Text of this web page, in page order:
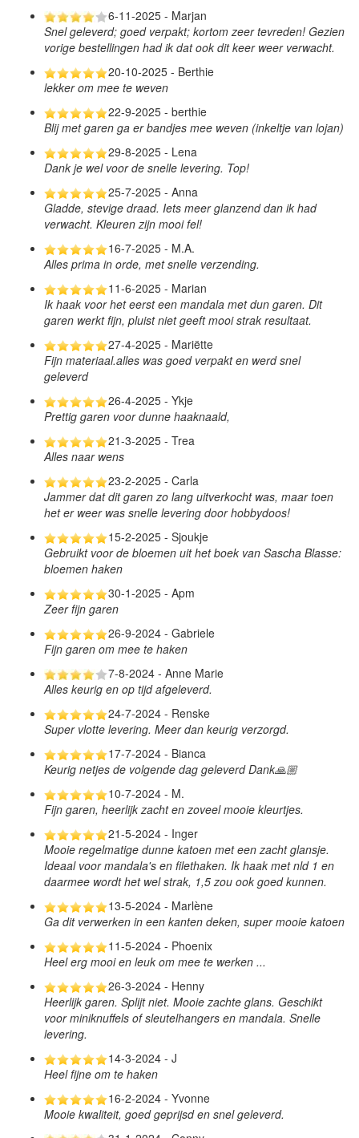
6-11-2025 - Marjan
Snel geleverd; goed verpakt; kortom zeer tevreden! Gezien
vorige bestellingen had ik dat ook dit keer weer verwacht.
20-10-2025 - Berthie
lekker om mee te weven
22-9-2025 - berthie
Blij met garen ga er bandjes mee weven (inkeltje van lojan)
29-8-2025 - Lena
Dank je wel voor de snelle levering. Top!
25-7-2025 - Anna
Gladde, stevige draad. Iets meer glanzend dan ik had
verwacht. Kleuren zijn mooi fel!
16-7-2025 - M.A.
Alles prima in orde, met snelle verzending.
11-6-2025 - Marian
Ik haak voor het eerst een mandala met dun garen. Dit
garen werkt fijn, pluist niet geeft mooi strak resultaat.
27-4-2025 - Mariëtte
Fijn materiaal.alles was goed verpakt en werd snel
geleverd
26-4-2025 - Ykje
Prettig garen voor dunne haaknaald,
21-3-2025 - Trea
Alles naar wens
23-2-2025 - Carla
Jammer dat dit garen zo lang uitverkocht was, maar toen
het er weer was snelle levering door hobbydoos!
15-2-2025 - Sjoukje
Gebruikt voor de bloemen uit het boek van Sascha Blasse:
bloemen haken
30-1-2025 - Apm
Zeer fijn garen
26-9-2024 - Gabriele
Fijn garen om mee te haken
7-8-2024 - Anne Marie
Alles keurig en op tijd afgeleverd.
24-7-2024 - Renske
Super vlotte levering. Meer dan keurig verzorgd.
17-7-2024 - Bianca
Keurig netjes de volgende dag geleverd Dank🙏🏼
10-7-2024 - M.
Fijn garen, heerlijk zacht en zoveel mooie kleurtjes.
21-5-2024 - Inger
Mooie regelmatige dunne katoen met een zacht glansje.
Ideaal voor mandala's en filethaken. Ik haak met nld 1 en
daarmee wordt het wel strak, 1,5 zou ook goed kunnen.
13-5-2024 - Marlène
Ga dit verwerken in een kanten deken, super mooie katoen
11-5-2024 - Phoenix
Heel erg mooi en leuk om mee te werken ...
26-3-2024 - Henny
Heerlijk garen. Splijt niet. Mooie zachte glans. Geschikt
voor miniknuffels of sleutelhangers en mandala. Snelle
levering.
14-3-2024 - J
Heel fijne om te haken
16-2-2024 - Yvonne
Mooie kwaliteit, goed geprijsd en snel geleverd.